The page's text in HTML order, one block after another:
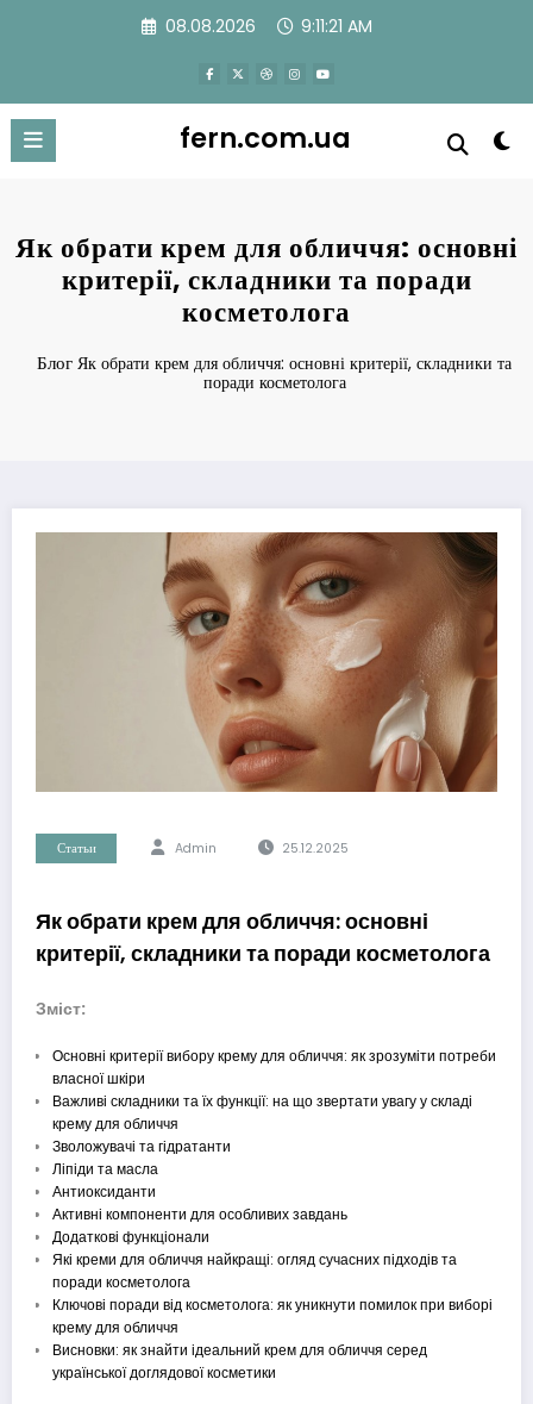
08.08.2026 9:11:22 AM
fern.com.ua
Як обрати крем для обличчя: основні
критерії, складники та поради
косметолога
Блог Як обрати крем для обличчя: основні критерії, складники та
поради косметолога
Статьи Admin 25.12.2025
Як обрати крем для обличчя: основні
критерії, складники та поради косметолога
Зміст:
Основні критерії вибору крему для обличчя: як зрозуміти потреби
власної шкіри
Важливі складники та їх функції: на що звертати увагу у складі
крему для обличчя
Зволожувачі та гідратанти
Ліпіди та масла
Антиоксиданти
Активні компоненти для особливих завдань
Додаткові функціонали
Які креми для обличчя найкращі: огляд сучасних підходів та
поради косметолога
Ключові поради від косметолога: як уникнути помилок при виборі
крему для обличчя
Висновки: як знайти ідеальний крем для обличчя серед
української доглядової косметики